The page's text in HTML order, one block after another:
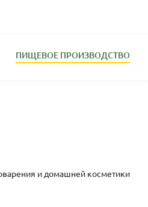
ПИЩЕВОЕ ПРОИЗВОДСТВО
и домашней косметики